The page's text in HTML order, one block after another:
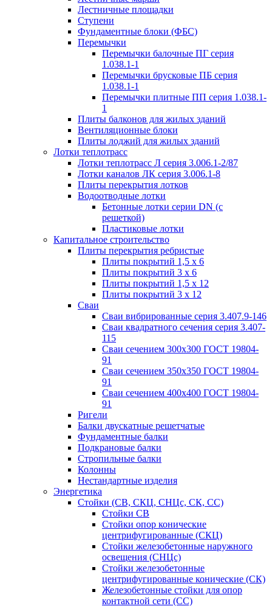
Лестничные площадки
Ступени
Фундаментные блоки (ФБС)
Перемычки
Перемычки балочные ПГ серия
1.038.1-1
Перемычки брусковые ПБ серия
1.038.1-1
Перемычки плитные ПП серия 1.038.1-
1
Плиты балконов для жилых зданий
Вентиляционные блоки
Плиты лоджий для жилых зданий
Лотки теплотрасс
Лотки теплотрасс Л серия 3.006.1-2/87
Лотки каналов ЛК серия 3.006.1-8
Плиты перекрытия лотков
Водоотводные лотки
Бетонные лотки серии DN (с
решеткой)
Пластиковые лотки
Капитальное строительство
Плиты перекрытия ребристые
Плиты покрытий 1,5 x 6
Плиты покрытий 3 x 6
Плиты покрытий 1,5 x 12
Плиты покрытий 3 x 12
Сваи
Сваи вибрированные серия 3.407.9-146
Сваи квадратного сечения серия 3.407-
115
Сваи сечением 300х300 ГОСТ 19804-
91
Сваи сечением 350х350 ГОСТ 19804-
91
Сваи сечением 400х400 ГОСТ 19804-
91
Ригели
Балки двускатные решетчатые
Фундаментные балки
Подкрановые балки
Стропильные балки
Колонны
Нестандартные изделия
Энергетика
Стойки (СВ, СКЦ, СНЦс, СК, СС)
Стойки СВ
Стойки опор конические
центрифугированные (СКЦ)
Стойки железобетонные наружного
освещения (СНЦс)
Стойки железобетонные
центрифугированные конические (СК)
Железобетонные стойки для опор
контактной сети (СС)